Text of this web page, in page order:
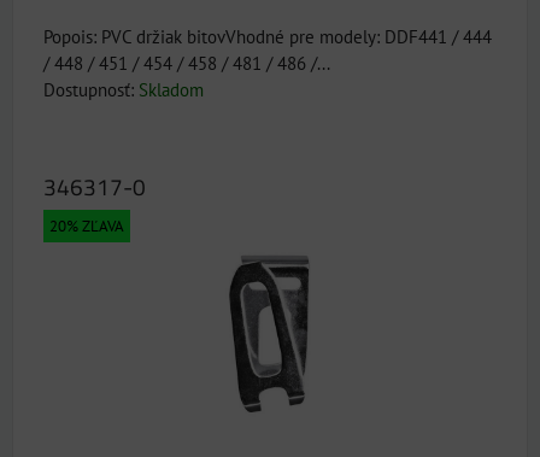
Popois: PVC držiak bitovVhodné pre modely: DDF441 / 444
/ 448 / 451 / 454 / 458 / 481 / 486 /...
Dostupnosť: Skladom
346317-0
20% ZĽAVA